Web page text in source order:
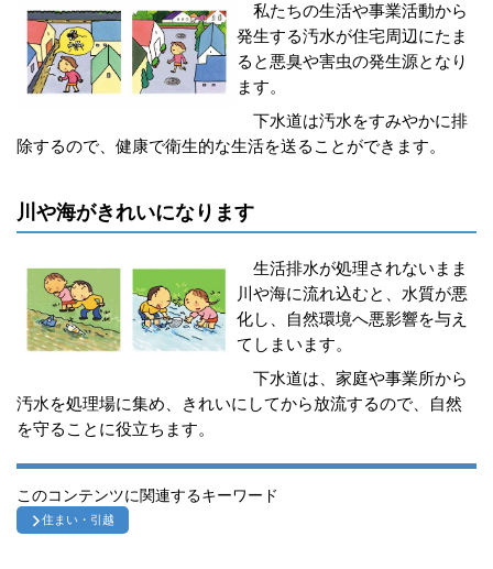
私たちの生活や事業活動から
発生する汚水が住宅周辺にたま
ると悪臭や害虫の発生源となり
ます。
下水道は汚水をすみやかに排
除するので、健康で衛生的な生活を送ることができます。
川や海がきれいになります
生活排水が処理されないまま
川や海に流れ込むと、水質が悪
化し、自然環境へ悪影響を与え
てしまいます。
下水道は、家庭や事業所から
汚水を処理場に集め、きれいにしてから放流するので、自然
を守ることに役立ちます。
このコンテンツに関連するキーワード
住まい・引越